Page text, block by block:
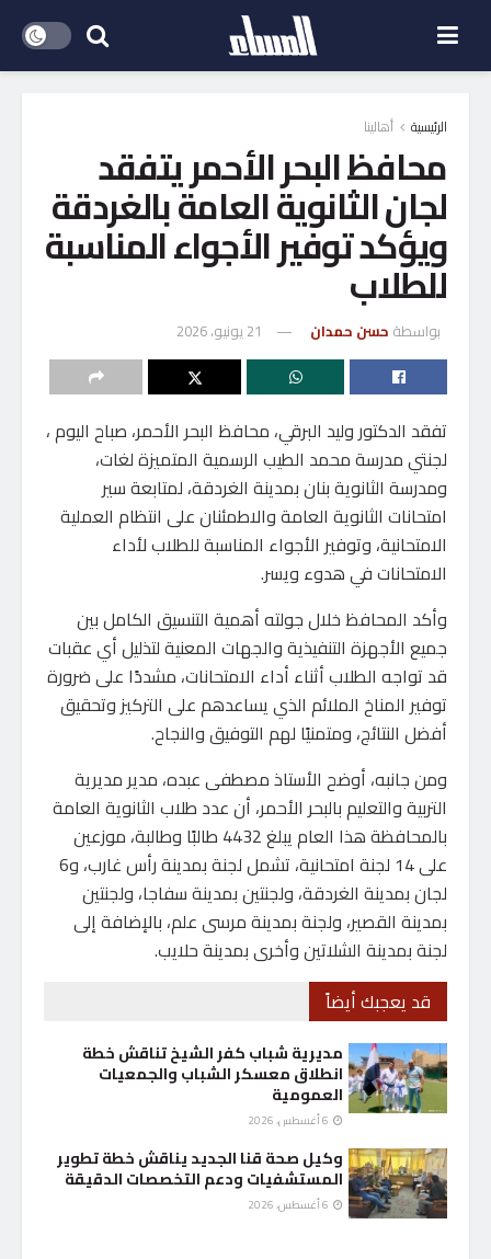
الرئيسية أهالينا
محافظ البحر الأحمر يتفقد
لجان الثانوية العامة بالغردقة
ويؤكد توفير الأجواء المناسبة
للطلاب
بواسطة حسن حمدان 21 يونيو، 2026
تفقد الدكتور وليد البرقي، محافظ البحر الأحمر، صباح اليوم ،
لجنتي مدرسة محمد الطيب الرسمية المتميزة لغات،
ومدرسة الثانوية بنان بمدينة الغردقة، لمتابعة سير
امتحانات الثانوية العامة والاطمئنان على انتظام العملية
الامتحانية، وتوفير الأجواء المناسبة للطلاب لأداء
الامتحانات في هدوء ويسر.
وأكد المحافظ خلال جولته أهمية التنسيق الكامل بين
جميع الأجهزة التنفيذية والجهات المعنية لتذليل أي عقبات
قد تواجه الطلاب أثناء أداء الامتحانات، مشددًا على ضرورة
توفير المناخ الملائم الذي يساعدهم على التركيز وتحقيق
أفضل النتائج، ومتمنيًا لهم التوفيق والنجاح.
ومن جانبه، أوضح الأستاذ مصطفى عبده، مدير مديرية
التربية والتعليم بالبحر الأحمر، أن عدد طلاب الثانوية العامة
بالمحافظة هذا العام يبلغ 4432 طالبًا وطالبة، موزعين
على 14 لجنة امتحانية، تشمل لجنة بمدينة رأس غارب، و6
لجان بمدينة الغردقة، ولجنتين بمدينة سفاجا، ولجنتين
بمدينة القصير، ولجنة بمدينة مرسى علم، بالإضافة إلى
لجنة بمدينة الشلاتين وأخرى بمدينة حلايب.
قد يعجبك أيضاً
مديرية شباب كفر الشيخ تناقش خطة
انطلاق معسكر الشباب والجمعيات
العمومية
وكيل صحة قنا الجديد يناقش خطة تطوير
المستشفيات ودعم التخصصات الدقيقة